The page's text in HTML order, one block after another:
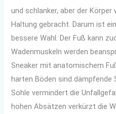
und schlanker, aber der Körper
Haltung gebracht. Darum ist
bessere Wahl. Der Fuß kann
Wadenmuskeln werden
Sneaker mit anatomischem
harten Böden sind dämpfende
Sohle vermindert die
hohen Absätzen verkürzt die